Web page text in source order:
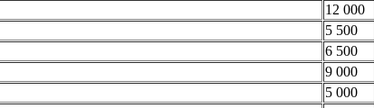
12 000
5 500
6 500
9 000
5 000